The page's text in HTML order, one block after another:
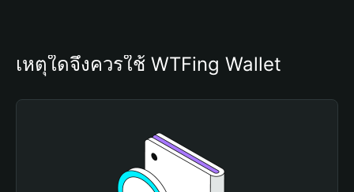
เหตุใดจึงควรใช้ WTFing Wallet